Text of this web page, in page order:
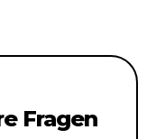
Fragen